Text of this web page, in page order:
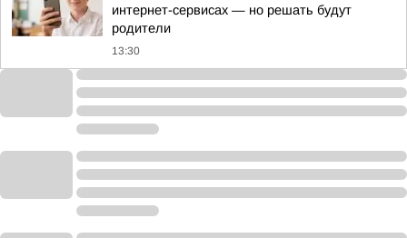
интернет-сервисах — но решать будут
родители
13:30